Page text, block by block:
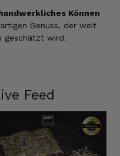
Können
Genuss, der weit
geschätzt wird.
Feed